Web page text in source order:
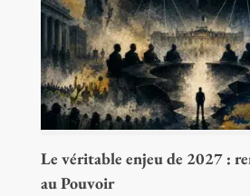
Le véritable enjeu de 2027 :
au Pouvoir